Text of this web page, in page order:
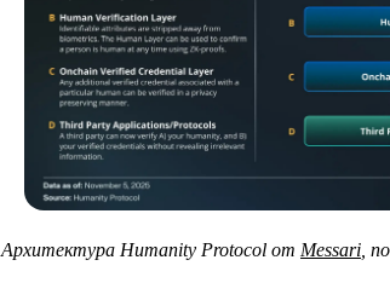
Архитектура Humanity Protocol от Messari ,